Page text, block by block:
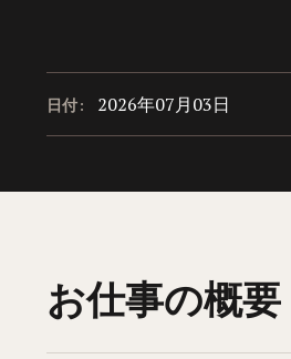
日付: 2026年07月03日
お仕事の概要